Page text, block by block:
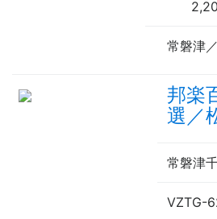
常磐津
邦楽
選／
常磐津
VZTG-